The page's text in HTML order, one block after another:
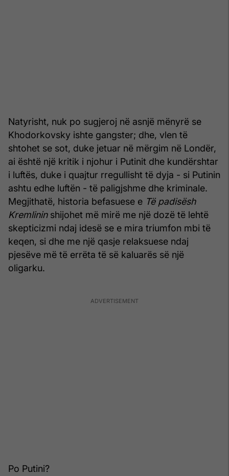
Natyrisht, nuk po sugjeroj në asnjë mënyrë se
Khodorkovsky ishte gangster; dhe, vlen të
shtohet se sot, duke jetuar në mërgim në Londër,
ai është një kritik i njohur i Putinit dhe kundërshtar
i luftës, duke i quajtur rregullisht të dyja - si Putinin
ashtu edhe luftën - të paligjshme dhe kriminale.
Megjithatë, historia befasuese e Të padisësh
Kremlininshijohet më mirë me një dozë të lehtë
skepticizmi ndaj idesë se e mira triumfon mbi të
keqen, si dhe me një qasje relaksuese ndaj
pjesëve më të errëta të së kaluarës së një
oligarku.
Po Putini?